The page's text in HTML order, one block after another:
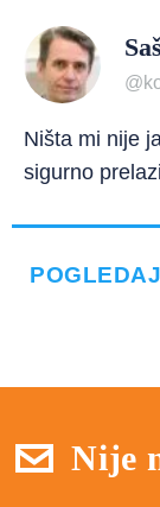
Ništa mi nije
sigurno
Nije